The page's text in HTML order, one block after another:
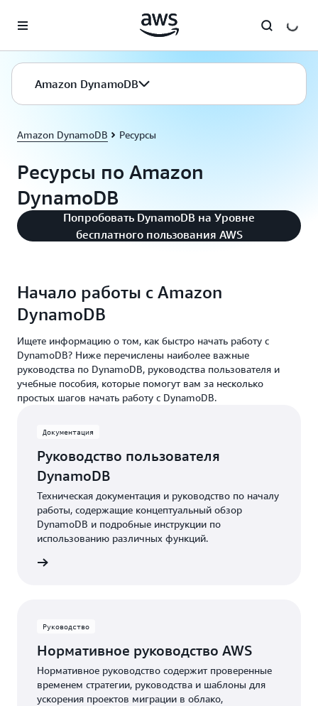
Перейти к главному контенту
Amazon DynamoDB
Amazon DynamoDB Ресурсы
Ресурсы по Amazon
DynamoDB
Попробовать DynamoDB на Уровне
бесплатного пользования AWS
Начало работы с Amazon
DynamoDB
Ищете информацию о том, как быстро начать работу с
DynamoDB? Ниже перечислены наиболее важные
руководства по DynamoDB, руководства пользователя и
учебные пособия, которые помогут вам за несколько
простых шагов начать работу с DynamoDB.
Документация
Руководство пользователя
DynamoDB
Техническая документация и руководство по началу
работы, содержащие концептуальный обзор
DynamoDB и подробные инструкции по
использованию различных функций.
Руководство
Нормативное руководство AWS
Нормативное руководство содержит проверенные
временем стратегии, руководства и шаблоны для
ускорения проектов миграции в облако,